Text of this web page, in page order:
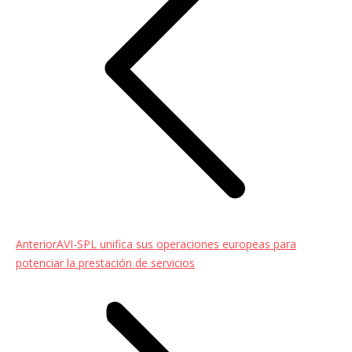
AnteriorEntrada
anterior:
AVI-SPL unifica sus operaciones europeas para
potenciar la prestación de servicios